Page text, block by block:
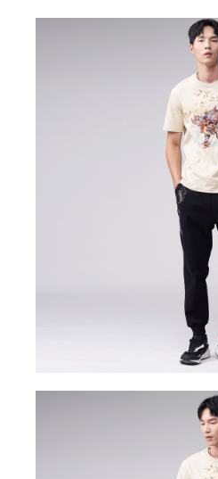
4.訂單成立30分鐘內，如未前往確認交
消。如遇「轉專審核」未通過狀況，表
1.分期款項不併入電信帳單，「大哥付你
2.透過簡訊連結打開帳單後，可選擇「超
帳／街口支付／iPASS MONEY」等通路
1.本服務係由「台灣大哥大股份有限公司
用戶於交易時，得透過本服務購買商品
買賣價金債權讓與本公司後，依約使用本
2.基於同意付款使用「大哥付你分期」之
資料（包含姓名、電話或地址）提供予
由本公司與您本人進行分期帳單所需資料
3.完整用戶服務條款，請詳閱以下連結：
１．簡單：不需註冊會員、不需綁卡、不
２．便利：只要手機號碼，簡訊認證，即
３．安心：先確認商品／服務後，再付款
【「AFTEE先享後付」結帳流程】
１．於結帳方式選擇「AFTEE先享後付
結帳頁面，進行簡訊認證並確認金額後，
２．訂單成立數日內，您將收到繳費通知
３．收到繳費通知簡訊後14天內，點擊
ATM／網路銀行／等多元方式進行付款，
※ 請注意：結帳手續完成當下不需立刻
購買商品的店家。未經商家同意取消之
※ 交易是否成功請以「AFTEE先享後付
是否繳費成功／繳費後需取消欲退款等
https://
１．透過由恩沛科技股份有限公司提供
易，需依本服務之必要範圍內提供個人
２．關於個人資料處理事宜，請瀏覽以下
３．未成年的使用者請事先徵得法定代
「AFTEE先享後付」，若未經同意申辦
４．使用「AFTEE先享後付」時，將依
時審查核予不同之上限額度；若仍有額
每筆NT$80，滿NT$888(含以上)免運
每筆NT$80，滿NT$888(含以上)免
每筆NT$60，滿NT$3,000(含以上)免
每筆NT$60，滿NT$3,000(含以上)免
每筆NT$80，滿NT$3,000(含以上)免
每筆NT$80，滿NT$3,000(含以上)
每筆NT$100，滿NT$3,000(含以上)